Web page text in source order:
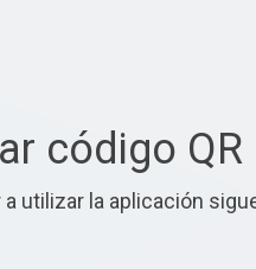
código QR
a utilizar la aplicación